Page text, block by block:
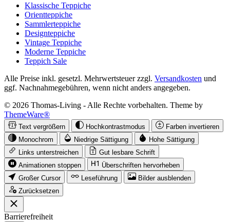
Klassische Teppiche
Orientteppiche
Sammlerteppiche
Designteppiche
Vintage Teppiche
Moderne Teppiche
Teppich Sale
Alle Preise inkl. gesetzl. Mehrwertsteuer zzgl. Versandkosten und
ggf. Nachnahmegebühren, wenn nicht anders angegeben.
© 2026 Thomas-Living - Alle Rechte vorbehalten. Theme by
ThemeWare®
Text vergrößern Hochkontrastmodus
Farben invertieren
Monochrom
Niedrige Sättigung
Hohe Sättigung
Links unterstreichen
Gut lesbare Schrift
Animationen stoppen
Überschriften hervorheben
Großer Cursor
Leseführung
Bilder ausblenden
Zurücksetzen
Barrierefreiheit